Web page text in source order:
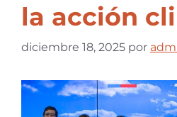
la acción
diciembre 18, 2025 por